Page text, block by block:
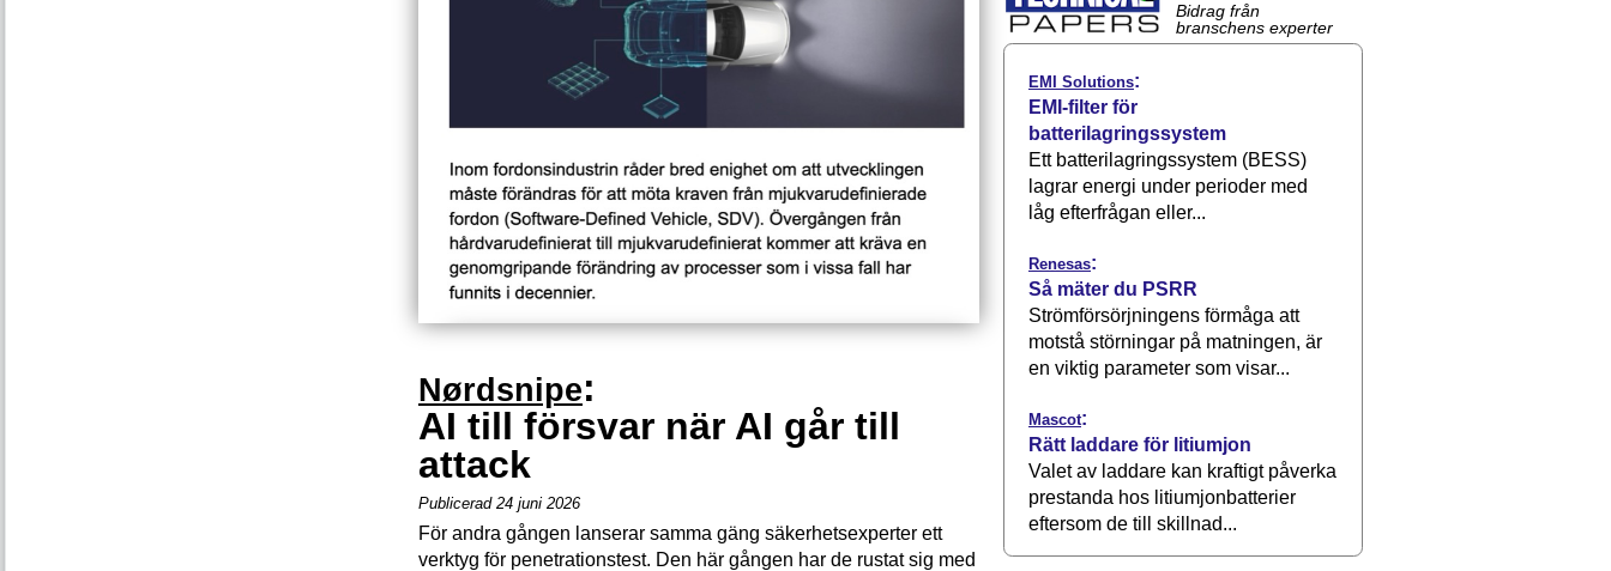
Nørdsnipe:
AI till försvar när AI går till
attack
Publicerad 24 juni 2026
För andra gången lanserar samma gäng säkerhetsexperter ett
verktyg för penetrationstest. Den här gången har de rustat sig med
Bidrag från
branschens experter
EMI Solutions:
EMI-filter för
batterilagringssystem
Ett batterilagringssystem (BESS)
lagrar energi under perioder med
låg efterfrågan eller...
Renesas:
Så mäter du PSRR
Strömförsörjningens förmåga att
motstå störningar på matningen, är
en viktig parameter som visar...
Mascot:
Rätt laddare för litiumjon
Valet av laddare kan kraftigt påverka
prestanda hos litiumjonbatterier
eftersom de till skillnad...